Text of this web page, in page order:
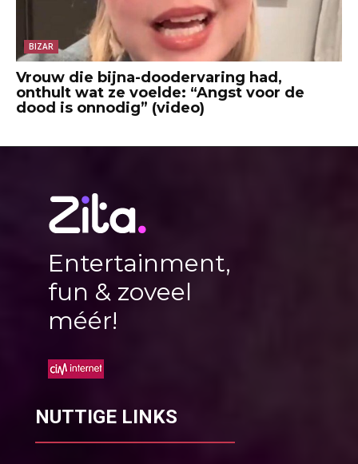
BIZAR
Vrouw die bijna-doodervaring had,
onthult wat ze voelde: “Angst voor de
dood is onnodig” (video)
Entertainment,
fun & zoveel
méér!
NUTTIGE LINKS